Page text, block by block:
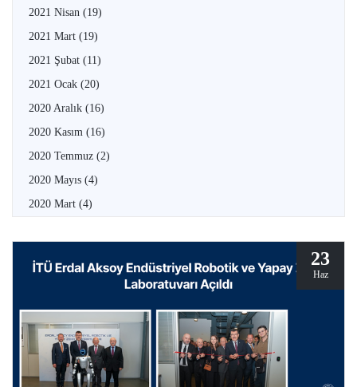
2021 Nisan (19)
2021 Mart (19)
2021 Şubat (11)
2021 Ocak (20)
2020 Aralık (16)
2020 Kasım (16)
2020 Temmuz (2)
2020 Mayıs (4)
2020 Mart (4)
23
Haz